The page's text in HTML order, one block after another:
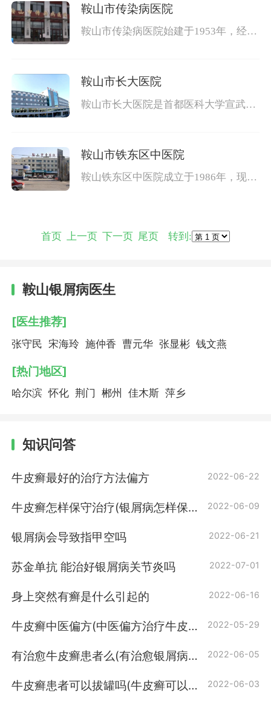
学医院、鞍山市交通保险定点医院、鞍
山市城镇居民保险定点医院、城市合作
医疗
鞍山市传染病医院
鞍山市传染病医院始建于1953年，经过
肝病研究的重要基地，设有鞍山市肝病
研究所，我院被市政府授予鞍山市医疗
保险、
鞍山市长大医院
鞍山市长大医院是首都医科大学宣武医
保险定点医院。 鞍山市长大医院建院30
多年来，特别是近20年来的建
鞍山市铁东区中医院
鞍山铁东区中医院成立于1986年，现有
占职工总数的84％，病床210张，日门
诊量500余人次，建筑面积7500平方
首页 上一页 下一页 尾页 转到:
鞍山银屑病医生
[医生推荐]
张守民 宋海玲 施仲香 曹元华 张显彬 钱文燕
[热门地区]
哈尔滨 怀化 荆门 郴州 佳木斯 萍乡
知识问答
牛皮癣最好的治疗方法偏方 2022-06-22
牛皮癣怎样保守治疗(银屑病怎样保守
2022-06-09
银屑病会导致指甲空吗 2022-06-21
苏金单抗 能治好银屑病关节炎吗 2022-07-01
身上突然有癣是什么引起的 2022-06-16
牛皮癣中医偏方(中医偏方治疗牛皮
2022-05-29
有治愈牛皮癣患者么(有治愈银屑病患
2022-06-05
牛皮癣患者可以拔罐吗(牛皮癣可以拔
2022-06-03